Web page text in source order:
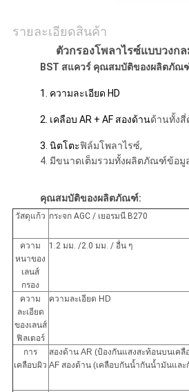
รายละเอียดสินค้า
ตัวกรองโพลาไรซ์แบบวงก
BST สแควร์ คุณสมบัติของผลิตภัณ
1. ความละเอียด HD
2. เคลือบ AR + AF สองด้านด้านทั้งสี่
3. นิตโตะฟิล์มโพลาไรซ์,
4. มีขนาดเต็มรวมทั้งผลิตภัณฑ์ข้อมู
คุณสมบัติของผลิตภัณฑ์:
วัสดุแก้ว กระจก AGC / เยอรมนี B270
ความ
หนาของ
เลนส์
กรอง
1.2 มม. /2.0 มม. / อื่น ๆ
ความ
ละเอียด
ของเลนส์
ฟิลเตอร์
ความละเอียด HD
การ
เคลือบผิว
สองด้าน AR (ป้องกันแสงสะท้อนบนเคลื
AF สองด้าน (เคลือบกันน้ำกันน้ำมันแล